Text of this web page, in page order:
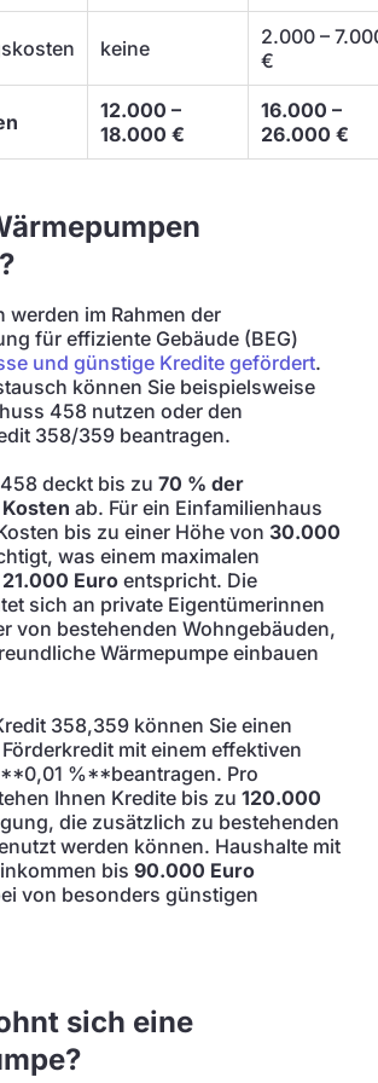
keine
2.000 –
€
12.000 –
18.000 €
16.000 –
26.000 €
werden im Rahmen der
für effiziente Gebäude (BEG)
und günstige Kredite gefördert.
können Sie beispielsweise
458 nutzen oder den
358/359 beantragen.
deckt bis zu 70 % der
ab. Für ein Einfamilienhaus
bis zu einer Höhe von 30.000
was einem maximalen
21.000 Euro entspricht. Die
sich an private Eigentümerinnen
von bestehenden Wohngebäuden,
Wärmepumpe einbauen
358,359 können Sie einen
mit einem effektiven
%**beantragen. Pro
Ihnen Kredite bis zu 120.000
die zusätzlich zu bestehenden
werden können. Haushalte mit
bis 90.000 Euro
von besonders günstigen
sich eine